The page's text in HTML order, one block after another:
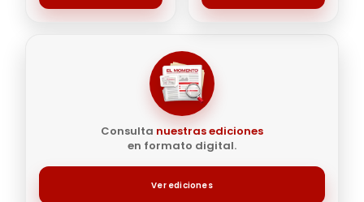
Consulta nuestras ediciones
en formato digital.
Ver ediciones